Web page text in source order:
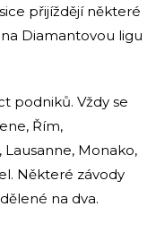
přijíždějí některé
Diamantovou ligu
podniků. Vždy se
Řím,
Lausanne, Monako,
Některé závody
na dva.